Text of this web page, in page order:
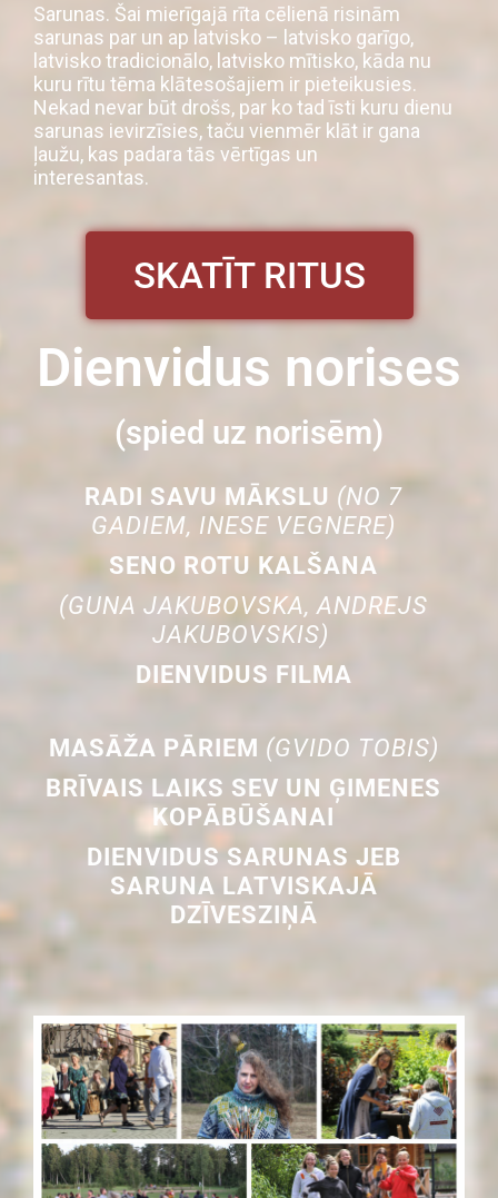
Sarunas. Šai mierīgajā rīta cēlienā risinām
sarunas par un ap latvisko – latvisko garīgo,
latvisko tradicionālo, latvisko mītisko, kāda nu
kuru rītu tēma klātesošajiem ir pieteikusies.
Nekad nevar būt drošs, par ko tad īsti kuru dienu
sarunas ievirzīsies, taču vienmēr klāt ir gana
ļaužu, kas padara tās vērtīgas un
interesantas.
SKATĪT RITUS
Dienvidus norises
(spied uz norisēm)
RADI SAVU MĀKSLU (NO 7
GADIEM, INESE VEGNERE)
SENO ROTU KALŠANA
(GUNA JAKUBOVSKA, ANDREJS
JAKUBOVSKIS)
DIENVIDUS FILMA
MASĀŽA PĀRIEM (GVIDO TOBIS)
BRĪVAIS LAIKS SEV UN ĢIMENES
KOPĀBŪŠANAI
DIENVIDUS SARUNAS JEB
SARUNA LATVISKAJĀ
DZĪVESZIŅĀ